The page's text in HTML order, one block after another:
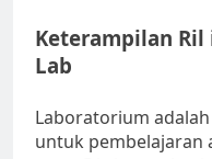
Keterampilan
Lab
Laboratorium
untuk pembelajaran